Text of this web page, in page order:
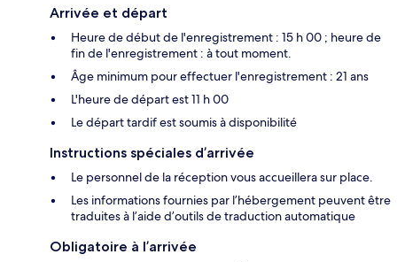
Arrivée et départ
Heure de début de l'enregistrement : 15 h 00 ; heure de
fin de l'enregistrement : à tout moment.
Âge minimum pour effectuer l'enregistrement : 21 ans
L'heure de départ est 11 h 00
Le départ tardif est soumis à disponibilité
Instructions spéciales d’arrivée
Le personnel de la réception vous accueillera sur place.
Les informations fournies par l’hébergement peuvent être
traduites à l’aide d’outils de traduction automatique
Obligatoire à l’arrivée